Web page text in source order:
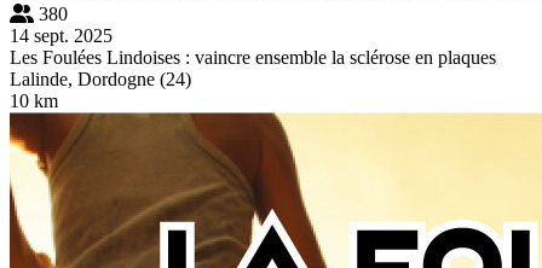
380
14 sept. 2025
Les Foulées Lindoises : vaincre ensemble la sclérose en plaques
Lalinde, Dordogne (24)
10 km